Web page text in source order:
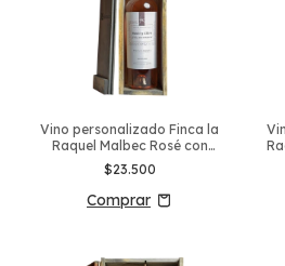
Vino personalizado Finca la
Raquel Malbec Rosé con
estuche
$23.500